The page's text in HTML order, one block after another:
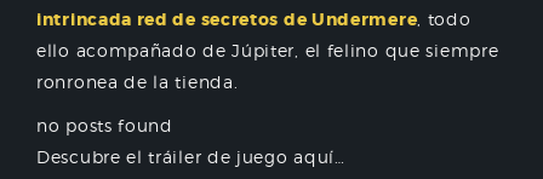
intrincada red de secretos de Undermere , todo
ello acompañado de Júpiter, el felino que siempre
ronronea de la tienda.
no posts found
Descubre el tráiler de juego aquí…